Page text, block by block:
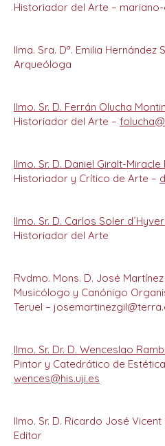
Historiador del Arte –
Ilma. Sra. Dª. Emilia Hernández
Arqueóloga
Ilmo. Sr. D. Ferrán Olucha
Historiador del Arte –
Ilmo. Sr. D. Daniel Giralt-
Historiador y Crítico de Arte –
Ilmo. Sr. D. Carlos Soler
Historiador del Arte
Rvdmo. Mons. D. José Martínez
Musicólogo y Canónigo
Teruel –
Ilmo. Sr. Dr. D. Wenceslao
Pintor y Catedrático de
wences@his.uji.es
Ilmo. Sr. D. Ricardo José
Editor